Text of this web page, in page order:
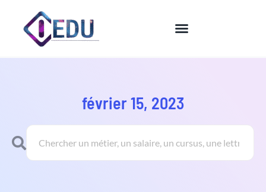
contenu
février 15, 2023
Rechercher
Rechercher